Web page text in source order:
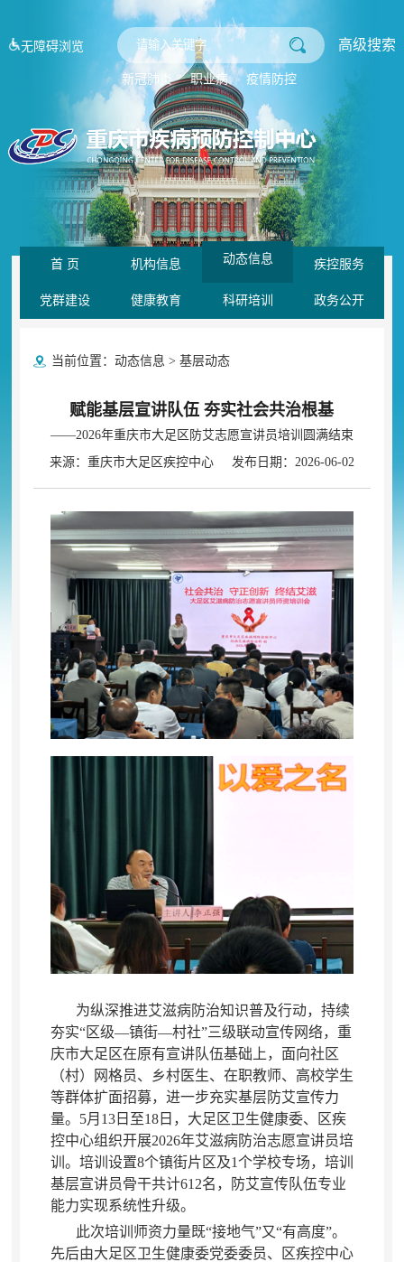
无障碍浏览 高级搜索
新冠肺炎 职业病 疫情防控
首 页 机构信息 动态信息 疾控服务
党群建设 健康教育 科研培训 政务公开
当前位置： 动态信息 > 基层动态
赋能基层宣讲队伍 夯实社会共治根基
——2026年重庆市大足区防艾志愿宣讲员培训圆满结束
来源：重庆市大足区疾控中心 发布日期：2026-06-02
为纵深推进艾滋病防治知识普及行动， 持续
夯实“区级—镇街—村社”三级联动宣传网络，重
庆市大足区在原有宣讲队伍基础上 ， 面向社区
（村）网格员、乡村医生、在职教师、高校学生
等群体扩面招募，进一步充实基层防艾宣传力
量。 5月 13日至18日 ， 大足区卫生健康委、区疾
控中心组织开展2026年艾滋病防治志愿宣讲员培
训 。 培训设置8个镇街片区及1个学校专场， 培训
基层宣讲员骨干共计612名 ，
防艾宣传队伍专业
能力实现系统性升级。
此次培训师资力量既“接地气”又“有高度”。
先后由大足区卫生健康委党委委员、区疾控中心